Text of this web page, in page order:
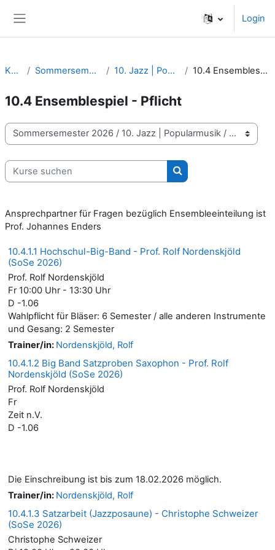
Login
Kurse Sommersemester 2026 10. Jazz | Popularmusik 10.4 Ensemblespiel - Pflicht
10.4 Ensemblespiel - Pflicht
Kursbereiche
Kurse suchen
Kurse suchen
Ansprechpartner für Fragen bezüglich Ensembleeinteilung ist
Prof. Johannes Enders
10.4.1.1 Hochschul-Big-Band - Prof. Rolf Nordenskjöld
(SoSe 2026)
Prof. Rolf Nordenskjöld
Fr 10:00 Uhr - 13:30 Uhr
D -1.06
Wahlpflicht für Bläser: 6 Semester / alle anderen Instrumente
und Gesang: 2 Semester
Trainer/in: Nordenskjöld, Rolf
10.4.1.2 Big Band Satzproben Saxophon - Prof. Rolf
Nordenskjöld (SoSe 2026)
Prof. Rolf Nordenskjöld
Fr
Zeit n.V.
D -1.06
Die Einschreibung ist bis zum 18.02.2026 möglich.
Trainer/in: Nordenskjöld, Rolf
10.4.1.3 Satzarbeit (Jazzposaune) - Christophe Schweizer
(SoSe 2026)
Christophe Schweizer